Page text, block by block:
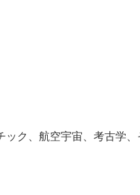
ク、航空宇宙、考古学